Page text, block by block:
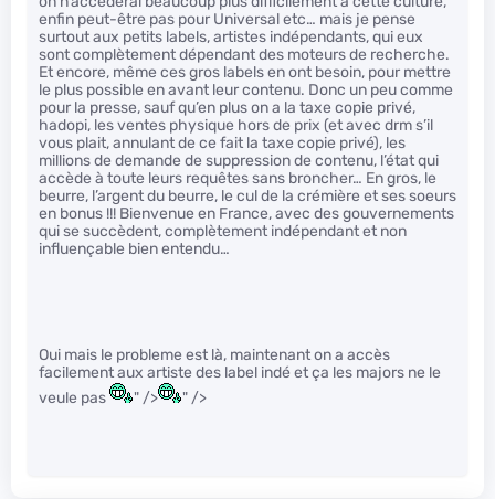
enfin peut-être pas pour Universal etc… mais je pense
surtout aux petits labels, artistes indépendants, qui eux
sont complètement dépendant des moteurs de recherche.
Et encore, même ces gros labels en ont besoin, pour mettre
le plus possible en avant leur contenu. Donc un peu comme
pour la presse, sauf qu’en plus on a la taxe copie privé,
hadopi, les ventes physique hors de prix (et avec drm s’il
vous plait, annulant de ce fait la taxe copie privé), les
millions de demande de suppression de contenu, l’état qui
accède à toute leurs requêtes sans broncher… En gros, le
beurre, l’argent du beurre, le cul de la crémière et ses soeurs
en bonus !!! Bienvenue en France, avec des gouvernements
qui se succèdent, complètement indépendant et non
influençable bien entendu…
Oui mais le probleme est là, maintenant on a accès
facilement aux artiste des label indé et ça les majors ne le
veule pas
" /> " />